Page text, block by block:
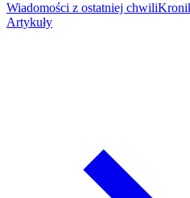
Wiadomości z ostatniej chwili
Artykuły